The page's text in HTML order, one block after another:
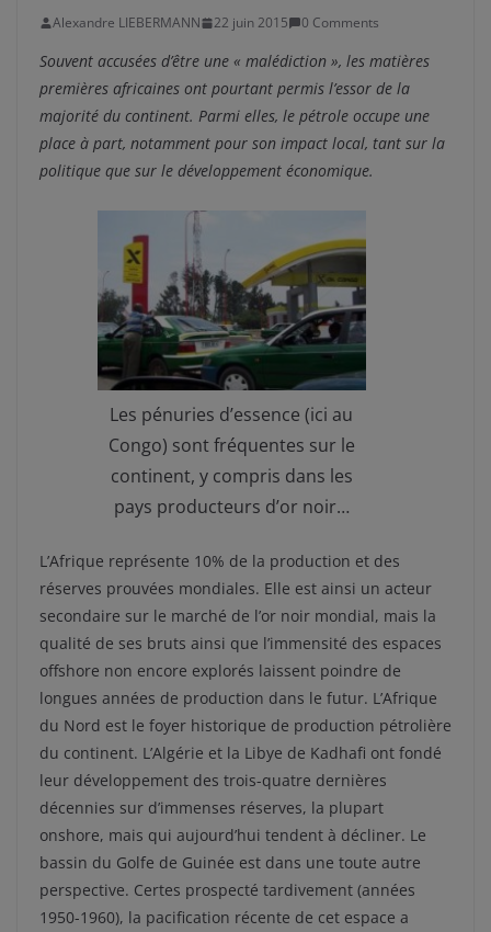
Alexandre LIEBERMANN 22 juin 2015 0 Comments
Souvent accusées d’être une « malédiction », les matières
premières africaines ont pourtant permis l’essor de la
majorité du continent. Parmi elles, le pétrole occupe une
place à part, notamment pour son impact local, tant sur la
politique que sur le développement économique.
Les pénuries d’essence (ici au
Congo) sont fréquentes sur le
continent, y compris dans les
pays producteurs d’or noir…
L’Afrique représente 10% de la production et des
réserves prouvées mondiales. Elle est ainsi un acteur
secondaire sur le marché de l’or noir mondial, mais la
qualité de ses bruts ainsi que l’immensité des espaces
offshore non encore explorés laissent poindre de
longues années de production dans le futur. L’Afrique
du Nord est le foyer historique de production pétrolière
du continent. L’Algérie et la Libye de Kadhafi ont fondé
leur développement des trois-quatre dernières
décennies sur d’immenses réserves, la plupart
onshore, mais qui aujourd’hui tendent à décliner. Le
bassin du Golfe de Guinée est dans une toute autre
perspective. Certes prospecté tardivement (années
1950-1960), la pacification récente de cet espace a